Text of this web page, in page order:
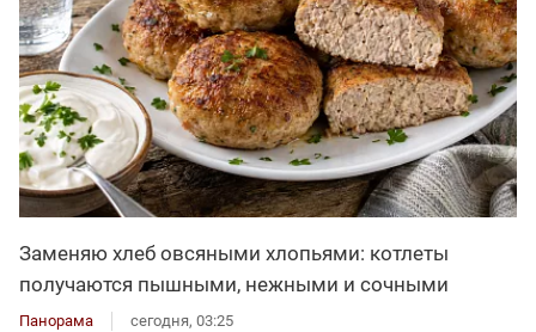
Заменяю хлеб овсяными хлопьями: котлеты
получаются пышными, нежными и сочными
Панорама сегодня, 03:25